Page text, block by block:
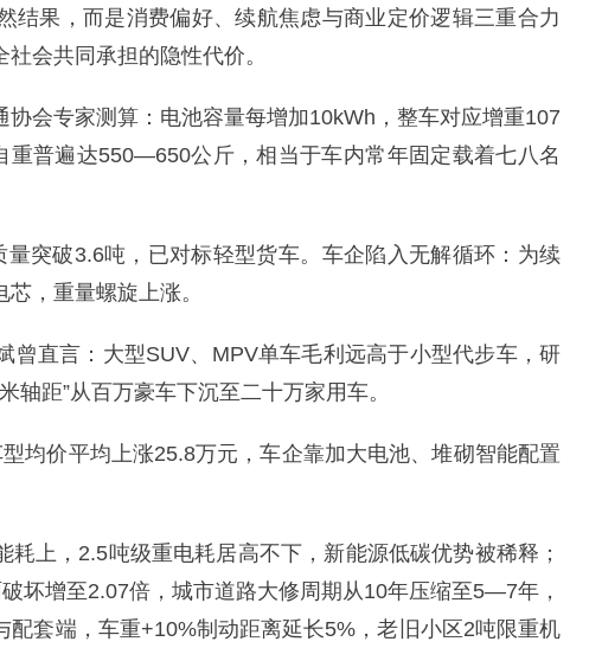
结果，而是消费偏好、续航焦虑与商业定价逻辑三重合力
会共同承担的隐性代价。
会专家测算：电池容量每增加10kWh，整车对应增重107
普遍达550—650公斤，相当于车内常年固定载着七八名
突破3.6吨，已对标轻型货车。车企陷入无解循环：为续
，重量螺旋上涨。
曾直言：大型SUV、MPV单车毛利远高于小型代步车，研
轴距”从百万豪车下沉至二十万家用车。
均价平均上涨25.8万元，车企靠加大电池、堆砌智能配置
上，2.5吨级重电耗居高不下，新能源低碳优势被稀释；
坏增至2.07倍，城市道路大修周期从10年压缩至5—7年，
套端，车重+10%制动距离延长5%，老旧小区2吨限重机